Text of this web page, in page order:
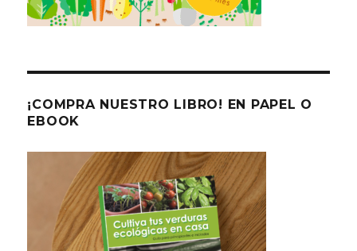
¡COMPRA NUESTRO LIBRO! EN PAPEL O
EBOOK